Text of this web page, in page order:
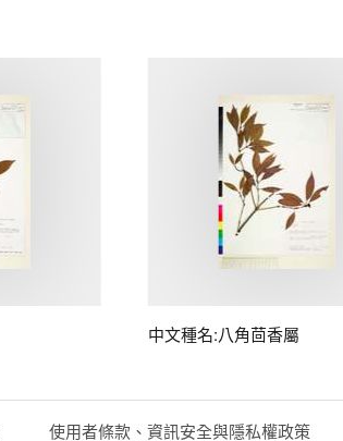
中文種名:八角茴香屬
使用者條款、資訊安全與隱私權政策